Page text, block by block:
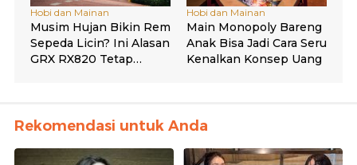
Rekomendasi untuk Anda